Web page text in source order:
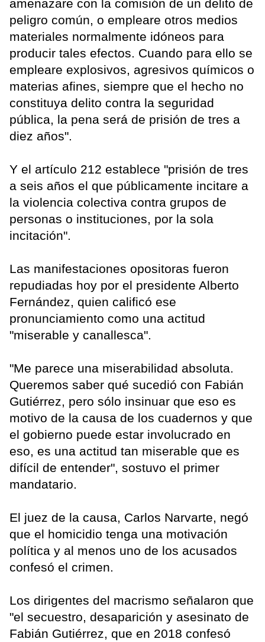
amenazare con la comisión de un delito de
peligro común, o empleare otros medios
materiales normalmente idóneos para
producir tales efectos. Cuando para ello se
empleare explosivos, agresivos químicos o
materias afines, siempre que el hecho no
constituya delito contra la seguridad
pública, la pena será de prisión de tres a
diez años".
Y el artículo 212 establece "prisión de tres
a seis años el que públicamente incitare a
la violencia colectiva contra grupos de
personas o instituciones, por la sola
incitación".
Las manifestaciones opositoras fueron
repudiadas hoy por el presidente Alberto
Fernández, quien calificó ese
pronunciamiento como una actitud
"miserable y canallesca".
"Me parece una miserabilidad absoluta.
Queremos saber qué sucedió con Fabián
Gutiérrez, pero sólo insinuar que eso es
motivo de la causa de los cuadernos y que
el gobierno puede estar involucrado en
eso, es una actitud tan miserable que es
difícil de entender", sostuvo el primer
mandatario.
El juez de la causa, Carlos Narvarte, negó
que el homicidio tenga una motivación
política y al menos uno de los acusados
confesó el crimen.
Los dirigentes del macrismo señalaron que
"el secuestro, desaparición y asesinato de
Fabián Gutiérrez, que en 2018 confesó